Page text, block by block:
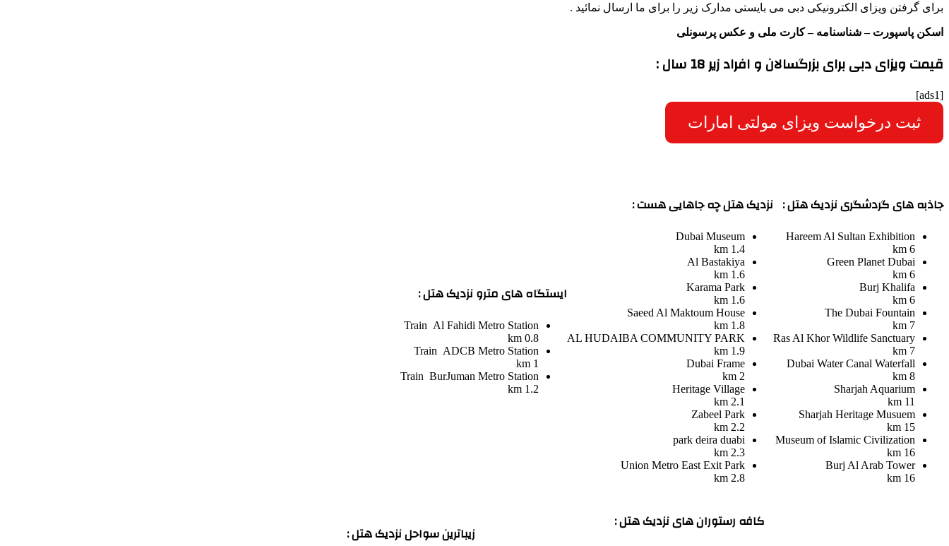
برای گرفتن ویزای الکترونیکی دبی می بایستی مدارک زیر را برای ما ارسال نمائید .
اسکن پاسپورت – شناسنامه – کارت ملی و عکس پرسونلی
قیمت ویزای دبی برای بزرگسالان و افراد زیر 18 سال :
[ads1]
ثبت درخواست ویزای مولتی امارات
جاذبه های گردشگری نزدیک هتل :
Hareem Al Sultan Exhibition
6 km
Green Planet Dubai
6 km
Burj Khalifa
6 km
The Dubai Fountain
7 km
Ras Al Khor Wildlife Sanctuary
7 km
Dubai Water Canal Waterfall
8 km
Sharjah Aquarium
11 km
Sharjah Heritage Musuem
15 km
Museum of Islamic Civilization
16 km
Burj Al Arab Tower
16 km
نزدیک هتل چه جاهایی هست :
Dubai Museum
1.4 km
Al Bastakiya
1.6 km
Karama Park
1.6 km
Saeed Al Maktoum House
1.8 km
AL HUDAIBA COMMUNITY PARK
1.9 km
Dubai Frame
2 km
Heritage Village
2.1 km
Zabeel Park
2.2 km
park deira duabi
2.3 km
Union Metro East Exit Park
2.8 km
ایستگاه های مترو نزدیک هتل :
Train Al Fahidi Metro Station
0.8 km
Train ADCB Metro Station
1 km
Train BurJuman Metro Station
1.2 km
کافه رستوران های نزدیک هتل :
زیباترین سواحل نزدیک هتل :